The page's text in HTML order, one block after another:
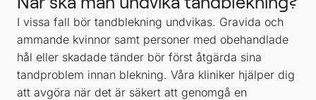
I vissa fall bör tandblekning undvikas. Gravida och
ammande kvinnor samt personer med obehandlade
hål eller skadade tänder bör först åtgärda sina
tandproblem innan blekning. Våra kliniker hjälper dig
att avgöra när det är säkert att genomgå en